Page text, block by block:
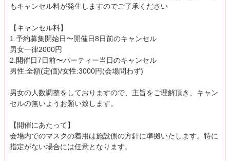
もキャンセル料が発生しますのでご了承ください
【キャンセル料】
1.予約募集開始日〜開催日8日前のキャンセル
男女一律2000円
2.開催日7日前〜パーティー当日のキャンセル
男性:全額(定価)/女性:3000円(会場問わず)
男女の人数調整をしておりますので、主旨をご理解頂き、キャン
セルの無いようお願い致します。
【開催にあたって】
会場内でのマスクの着用は施設側の方針に準拠いたします。特に
指定がない場合には任意となります。